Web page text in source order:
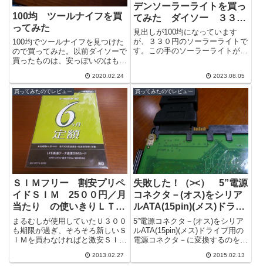
100均 ツールナイフを買
ってみた
100均でツールナイフを見つけた
ので買ってみた。以前ダイソーで
買ったものは、安っぽいのはもち
はセリアで見つけたツールナイフ
だ。見た...
2020.02.24
デンソーラーライトを買っ
てみた ダイソー ３３０
円
見出しが100均になっています
が、３３０円のソーラーライトで
す。この手のソーラーライトが出
2023.08.05
買ってみたのでレビュー
ＳＩＭフリー 割安プリペ
イドＳＩＭ 25００円／月
当たり の使いきりＬＴＥ
対応ＳＩＭを買ってみた
まるむしが使用していたＵ３００
も期限が過ぎ、そろそろ新しいＳ
ＩＭを買わなければと激安ＳＩＭ
で高速なものを買ってくれと依頼
2013.02.27
買ってみたのでレビュー
失敗した！（><） 5”電源
コネクタ－(オス)をシリア
ルATA(15pin)(メス)ドライ
ブ用の電源コネクタ－に変
換するのを買ってみた
5”電源コネクタ－(オス)をシリア
ルATA(15pin)(メス)ドライブ用の
電源コネクタ－に変換するのを買
昼の休みにふと思い出した...
2015.02.13